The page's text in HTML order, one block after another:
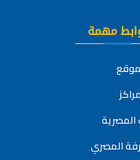
مهمة
المصرية
المصري